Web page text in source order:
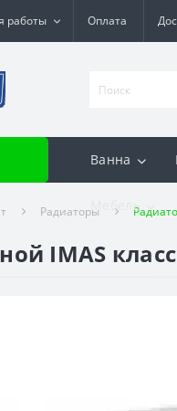
работы Оплата
Ванна
Мебель
Радиаторы
IMAS